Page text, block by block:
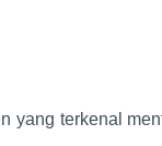
yang terkenal